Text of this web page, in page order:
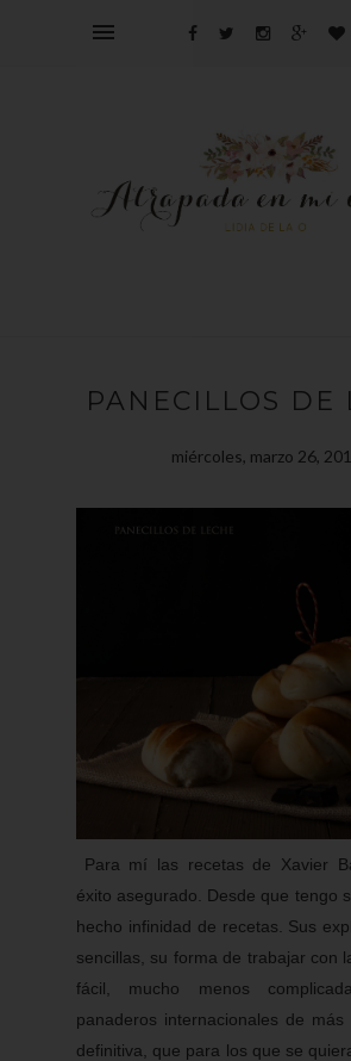
PANECILLOS DE
miércoles, marzo 26,
Para mí las recetas de Xavier
éxito asegurado. Desde que tengo
hecho infinidad de recetas. Sus
sencillas, su forma de trabajar con
fácil, mucho menos
panaderos internacionales de más
definitiva, que para los que se